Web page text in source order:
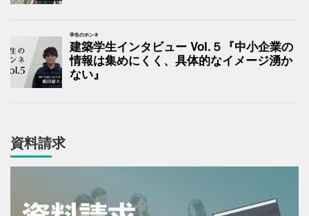
学生のホンネ
建築学生インタビュー Vol.５『中小企業の
情報は集めにくく、具体的なイメージ湧か
ない』
資料請求